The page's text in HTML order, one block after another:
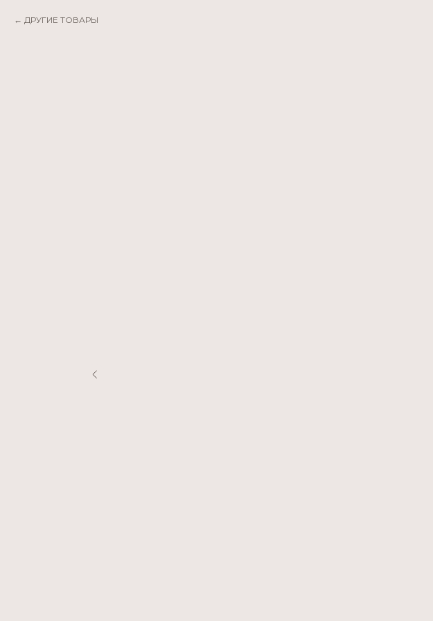
ДРУГИЕ ТОВАРЫ